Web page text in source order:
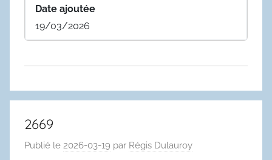
Date ajoutée
19/03/2026
2669
Publié le 2026-03-19 par Régis Dulauroy